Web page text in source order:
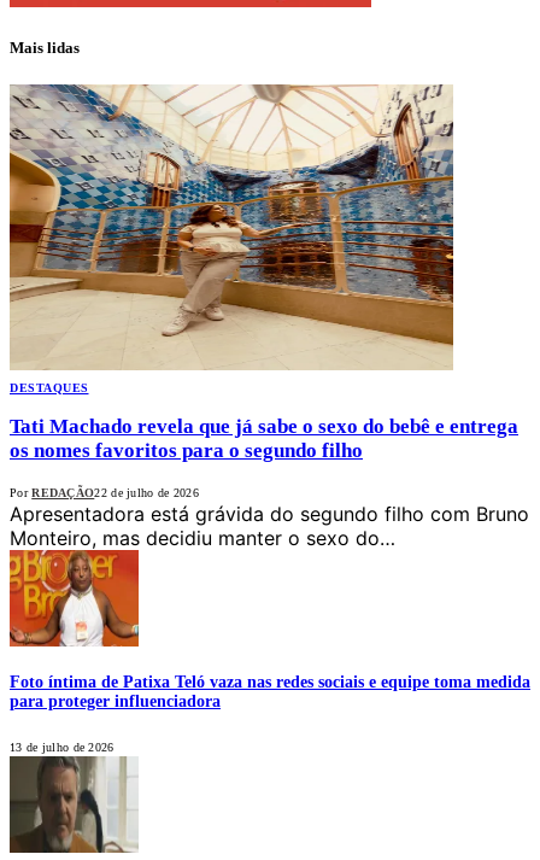
Mais lidas
DESTAQUES
Tati Machado revela que já sabe o sexo do bebê e entrega
os nomes favoritos para o segundo filho
Por REDAÇÃO22 de julho de 2026
Apresentadora está grávida do segundo filho com Bruno
Monteiro, mas decidiu manter o sexo do…
Foto íntima de Patixa Teló vaza nas redes sociais e equipe toma medida
para proteger influenciadora
13 de julho de 2026